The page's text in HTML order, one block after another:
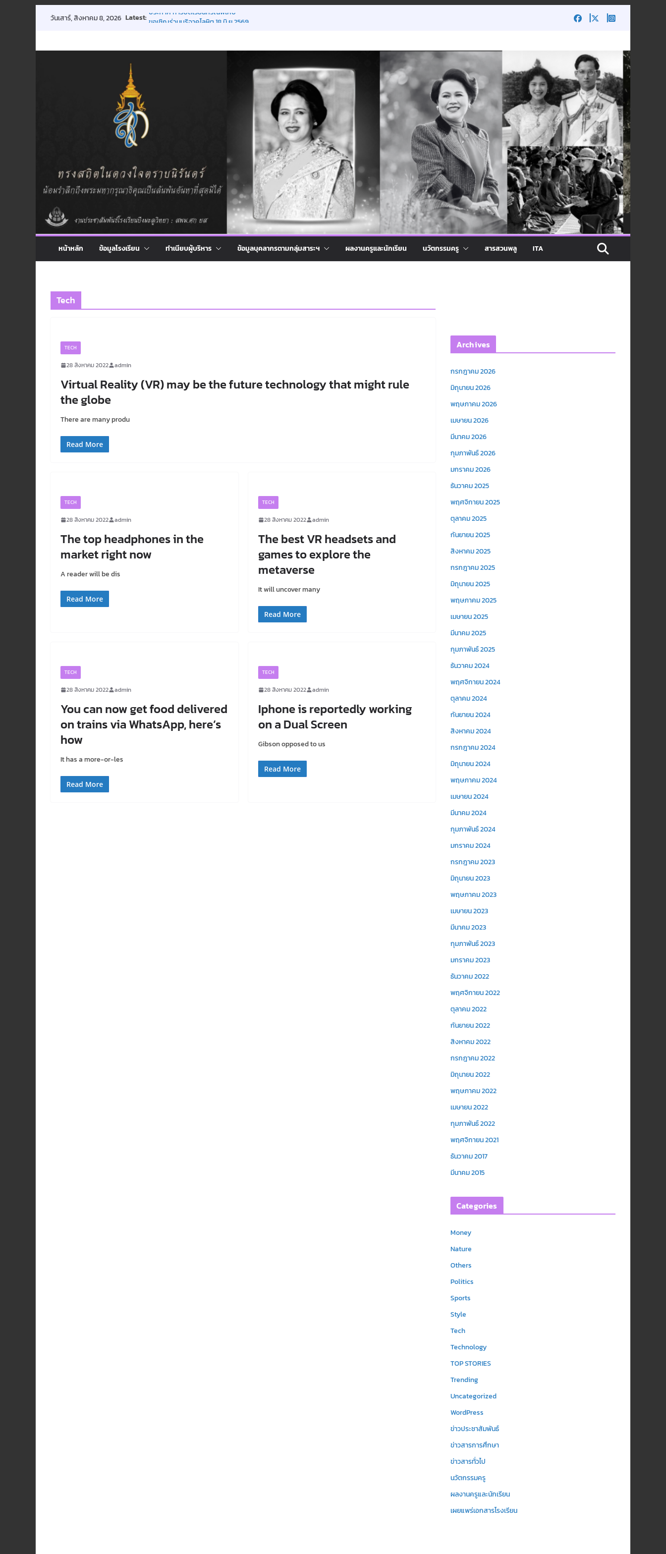
วันเสาร์, สิงหาคม 8, 2026 Latest: ประกาศ การปิดเรียนกรณีพิเศษ
หน้าหลัก ข้อมูลโรงเรียน ทำเนียบผู้บริหาร ข้อมูลบุคลากรตามกลุ่มสาระฯ ผลงานครูและนักเรียน นวัตกรรมครู สารสวนพลู ITA
Tech
TECH
28 สิงหาคม 2022 admin
Virtual Reality (VR) may be the future technology that might rule
the globe
There are many produ
Read More
TECH
28 สิงหาคม 2022 admin
The top headphones in the
market right now
A reader will be dis
Read More
TECH
28 สิงหาคม 2022 admin
The best VR headsets and
games to explore the
metaverse
It will uncover many
Read More
TECH
28 สิงหาคม 2022 admin
You can now get food delivered
on trains via WhatsApp, here’s
how
It has a more-or-les
Read More
TECH
28 สิงหาคม 2022 admin
Iphone is reportedly working
on a Dual Screen
Gibson opposed to us
Read More
Archives
กรกฎาคม 2026
มิถุนายน 2026
พฤษภาคม 2026
เมษายน 2026
มีนาคม 2026
กุมภาพันธ์ 2026
มกราคม 2026
ธันวาคม 2025
พฤศจิกายน 2025
ตุลาคม 2025
กันยายน 2025
สิงหาคม 2025
กรกฎาคม 2025
มิถุนายน 2025
พฤษภาคม 2025
เมษายน 2025
มีนาคม 2025
กุมภาพันธ์ 2025
ธันวาคม 2024
พฤศจิกายน 2024
ตุลาคม 2024
กันยายน 2024
สิงหาคม 2024
กรกฎาคม 2024
มิถุนายน 2024
พฤษภาคม 2024
เมษายน 2024
มีนาคม 2024
กุมภาพันธ์ 2024
มกราคม 2024
กรกฎาคม 2023
มิถุนายน 2023
พฤษภาคม 2023
เมษายน 2023
มีนาคม 2023
กุมภาพันธ์ 2023
มกราคม 2023
ธันวาคม 2022
พฤศจิกายน 2022
ตุลาคม 2022
กันยายน 2022
สิงหาคม 2022
กรกฎาคม 2022
มิถุนายน 2022
พฤษภาคม 2022
เมษายน 2022
กุมภาพันธ์ 2022
พฤศจิกายน 2021
ธันวาคม 2017
มีนาคม 2015
Categories
Money
Nature
Others
Politics
Sports
Style
Tech
Technology
TOP STORIES
Trending
Uncategorized
WordPress
ข่าวประชาสัมพันธ์
ข่าวสารการศึกษา
ข่าวสารทั่วไป
นวัตกรรมครู
ผลงานครูและนักเรียน
เผยแพร่เอกสารโรงเรียน